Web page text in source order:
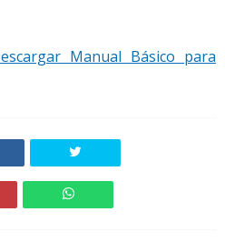
Manual Básico para